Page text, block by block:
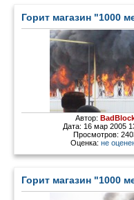
Горит магазин "1000
Автор:
Дата: 16 мар 2005
Просмотров:
Оценка: не
Горит магазин "1000